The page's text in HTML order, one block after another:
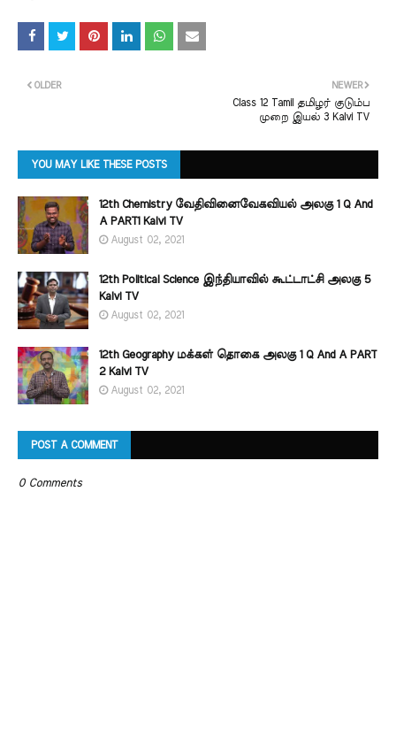
NEWER
Class 12 Tamil தமிழர் குடும்ப
முறை இயல் 3 Kalvi TV
OLDER
YOU MAY LIKE THESE POSTS
12th Chemistry வேதிவினைவேகவியல் அலகு 1 Q And
A PART1 Kalvi TV
August 02, 2021
12th Political Science இந்தியாவில் கூட்டாட்சி அலகு 5
Kalvi TV
August 02, 2021
12th Geography மக்கள் தொகை அலகு 1 Q And A PART
2 Kalvi TV
August 02, 2021
POST A COMMENT
0 Comments